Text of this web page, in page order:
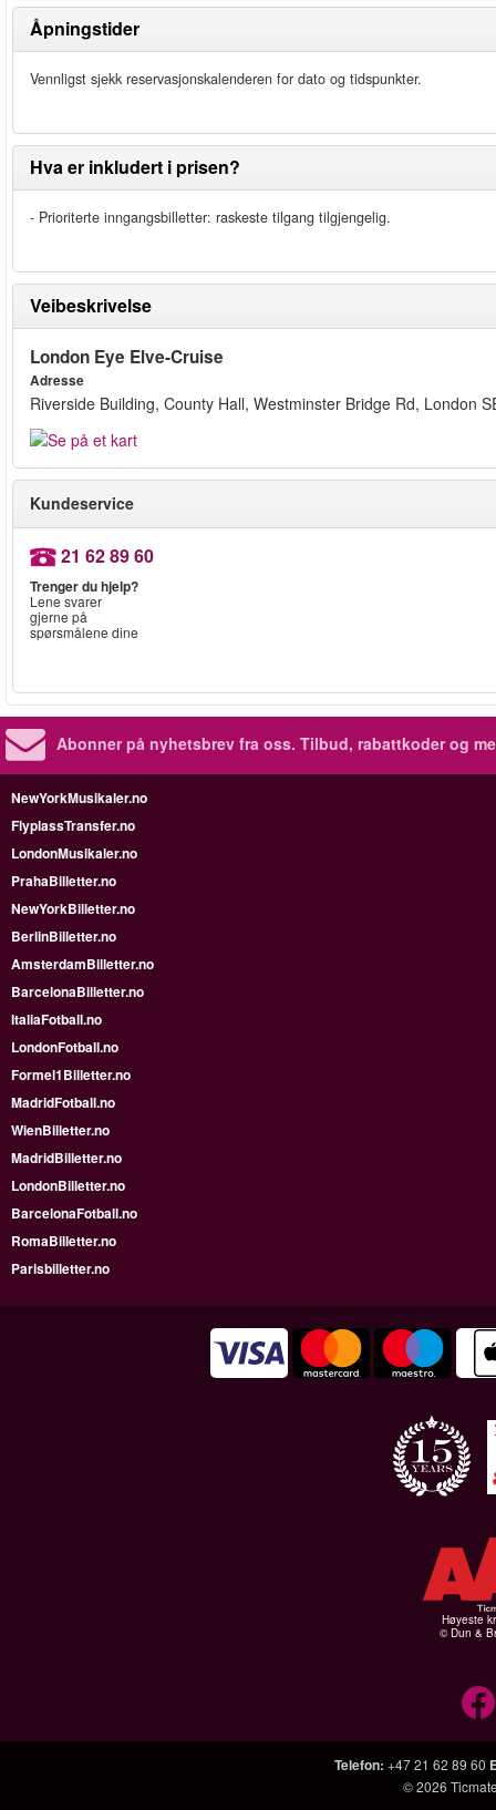
Åpningstider
Vennligst sjekk reservasjonskalenderen for dato og tidspunkter.
Hva er inkludert i prisen?
- Prioriterte inngangsbilletter: raskeste tilgang tilgjengelig.
Veibeskrivelse
London Eye Elve-Cruise
Adresse
Riverside Building, County Hall, Westminster Bridge Rd, London
Kundeservice
21 62 89 60
Trenger du hjelp?
Lene svarer
gjerne på
spørsmålene dine
Abonner på nyhetsbrev fra oss. Tilbud, rabattkoder og
NewYorkMusikaler.no
FlyplassTransfer.no
LondonMusikaler.no
PrahaBilletter.no
NewYorkBilletter.no
BerlinBilletter.no
AmsterdamBilletter.no
BarcelonaBilletter.no
ItaliaFotball.no
LondonFotball.no
Formel1Billetter.no
MadridFotball.no
WienBilletter.no
MadridBilletter.no
LondonBilletter.no
BarcelonaFotball.no
RomaBilletter.no
Parisbilletter.no
Høyeste
© Dun &
Telefon: +47 21 62 89 60
© 2026